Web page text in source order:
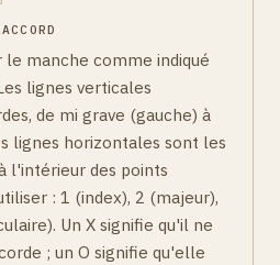
le manche comme indiqué
lignes verticales
de mi grave (gauche) à
lignes horizontales sont les
l'intérieur des points
: 1 (index), 2 (majeur),
Un X signifie qu'il ne
; un O signifie qu'elle